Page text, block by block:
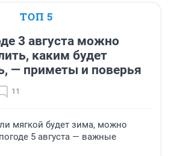
ТОП 5
3 августа можно
каким будет
— приметы и поверья
11
мягкой будет зима, можно
5 августа — важные